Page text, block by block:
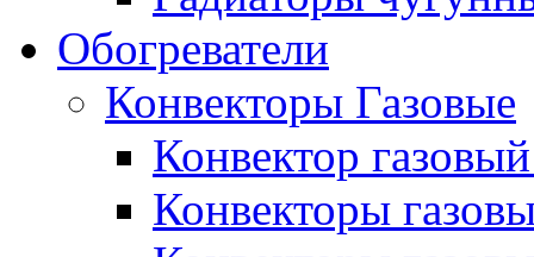
Обогреватели
Конвекторы Газовые
Конвектор
Конвекторы